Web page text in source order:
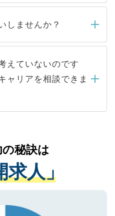
ため 人気のある医療機
と、応募が殺到する場
る条件に合った人材の
依頼するケースが増え
ることは一切ありませ
先から内定をいただい
ありません。内定先へ
リアパートナーが行い
しませんか？
ることはありませんの
。当サイトからの登録
録者様の個人情報は、
ップおよび転職活動の
たします。お預かりし
データはご本人の許可
扱いについての厳密な
事業者のみに付与され
ークを取得済みです。
てもご安心ください。
えていないのです
ャリアを相談できま
医療機関の状況や紹介
、適切なアドバイスを
。すぐにご転職をされ
なサポートが可能です
ください。
秘訣は
求人」